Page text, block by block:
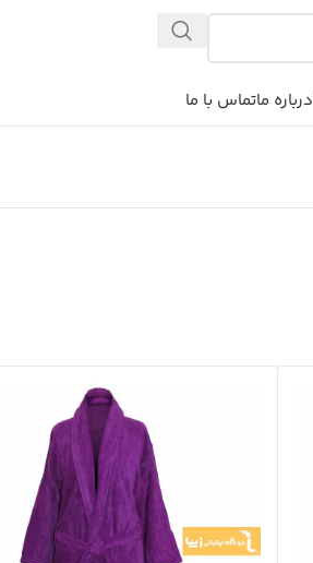
درباره ماتماس با ما